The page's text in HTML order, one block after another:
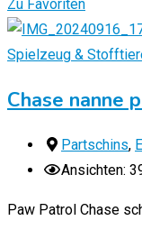
Zu Favoriten
Spielzeug &
Chase nanne
Partschins,
Ansichten:
Paw Patrol Chase